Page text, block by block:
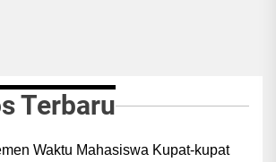
Terbaru
Waktu Mahasiswa Kupat-kupat